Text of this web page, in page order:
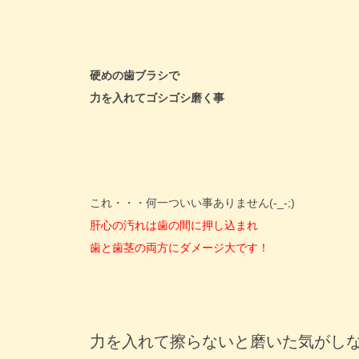
硬めの歯ブラシで
力を入れてゴシゴシ磨く事
これ・・・何一ついい事ありません(-_-;)
肝心の汚れは歯の間に押し込まれ
歯と歯茎の両方にダメージ大です！
力を入れて擦らないと磨いた気がし